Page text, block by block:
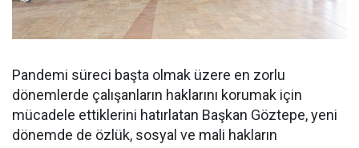
Pandemi süreci başta olmak üzere en zorlu
dönemlerde çalışanların haklarını korumak için
mücadele ettiklerini hatırlatan Başkan Göztepe, yeni
dönemde de özlük, sosyal ve mali hakların